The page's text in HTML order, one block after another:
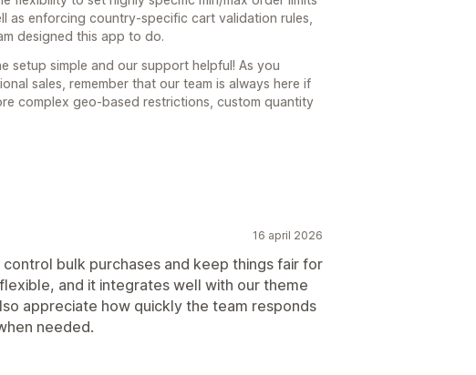
as enforcing country-specific cart validation rules,
designed this app to do.
setup simple and our support helpful! As you
sales, remember that our team is always here if
complex geo-based restrictions, custom quantity
16 april 2026
control bulk purchases and keep things fair for
and it integrates well with our theme
appreciate how quickly the team responds
needed.